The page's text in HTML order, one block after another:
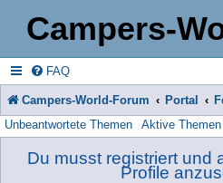
Campers-
FAQ
Campers-World-Forum Portal
Unbeantwortete Themen Aktive Themen
Du musst registriert und
Profile